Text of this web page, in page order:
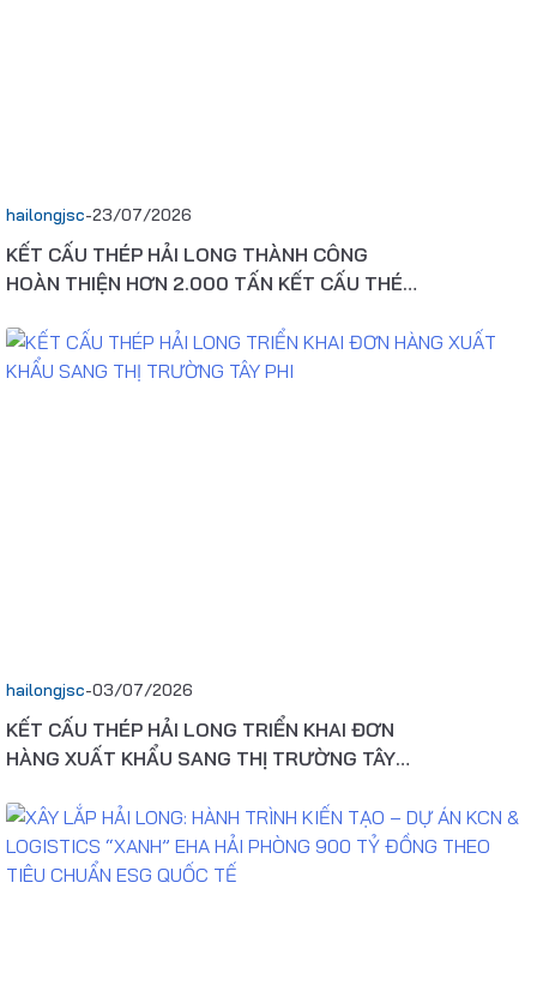
hailongjsc-23/07/2026
KẾT CẤU THÉP HẢI LONG THÀNH CÔNG
HOÀN THIỆN HƠN 2.000 TẤN KẾT CẤU THÉP
hailongjsc-03/07/2026
KẾT CẤU THÉP HẢI LONG TRIỂN KHAI ĐƠN
HÀNG XUẤT KHẨU SANG THỊ TRƯỜNG TÂY